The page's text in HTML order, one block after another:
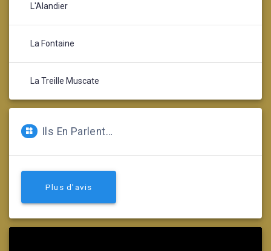
L'Alandier
La Fontaine
La Treille Muscate
Ils En Parlent…
Plus d'avis